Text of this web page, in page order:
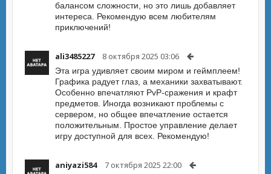
балансом сложности, но это лишь добавляет
интереса. Рекомендую всем любителям
приключений!
ali3485227 8 октября 2025 03:06
Эта игра удивляет своим миром и геймплеем!
Графика радует глаз, а механики захватывают.
Особенно впечатляют PvP-сражения и крафт
предметов. Иногда возникают проблемы с
сервером, но общее впечатление остается
положительным. Простое управление делает
игру доступной для всех. Рекомендую!
aniyazi584 7 октября 2025 22:00